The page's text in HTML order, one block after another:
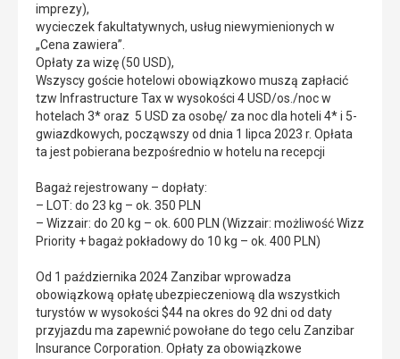
imprezy),
wycieczek fakultatywnych, usług niewymienionych w
„Cena zawiera”.
Opłaty za wizę (50 USD),
Wszyscy goście hotelowi obowiązkowo muszą zapłacić
tzw Infrastructure Tax w wysokości 4 USD/os./noc w
hotelach 3* oraz 5 USD za osobę/ za noc dla hoteli 4* i 5-
gwiazdkowych, począwszy od dnia 1 lipca 2023 r. Opłata
ta jest pobierana bezpośrednio w hotelu na recepcji
Bagaż rejestrowany – dopłaty:
– LOT: do 23 kg – ok. 350 PLN
– Wizzair: do 20 kg – ok. 600 PLN (Wizzair: możliwość Wizz
Priority + bagaż pokładowy do 10 kg – ok. 400 PLN)
Od 1 października 2024 Zanzibar wprowadza
obowiązkową opłatę ubezpieczeniową dla wszystkich
turystów w wysokości $44 na okres do 92 dni od daty
przyjazdu ma zapewnić powołane do tego celu Zanzibar
Insurance Corporation. Opłaty za obowiązkowe